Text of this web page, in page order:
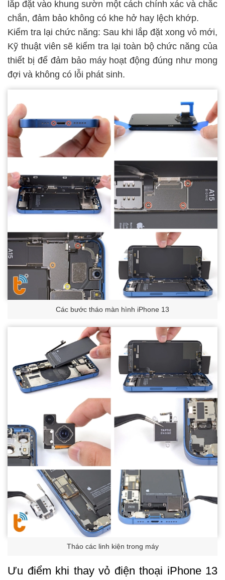
lắp đặt vào khung sườn một cách chính xác và chắc
chắn, đảm bảo không có khe hở hay lệch khớp.
Kiểm tra lại chức năng: Sau khi lắp đặt xong vỏ mới,
Kỹ thuật viên sẽ kiểm tra lại toàn bộ chức năng của
thiết bị để đảm bảo máy hoạt động đúng như mong
đợi và không có lỗi phát sinh.
Các bước tháo màn hình iPhone 13
Tháo các linh kiện trong máy
Ưu điểm khi thay vỏ điện thoại iPhone 13